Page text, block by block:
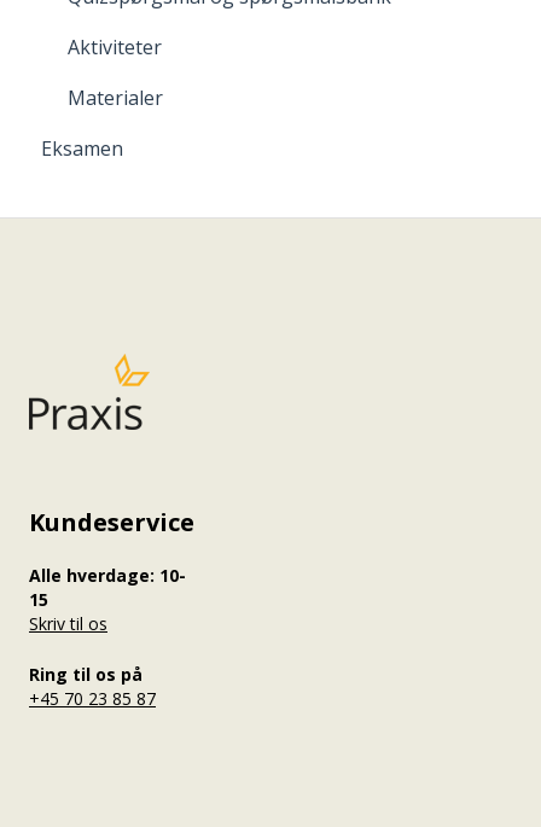
Aktiviteter
Materialer
Eksamen
Kundeservice
Alle hverdage: 10-
15
Skriv til os
Ring til os på
+45 70 23 85 87